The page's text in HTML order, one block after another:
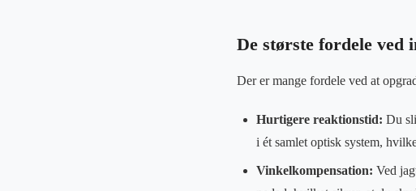
De største fordele ved
Der er mange fordele ved at
Hurtigere reaktionstid: Du
i ét samlet optisk system,
Vinkelkompensation: Ved